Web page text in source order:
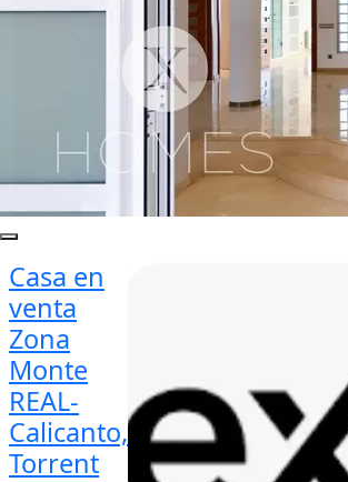
Casa en
venta
Zona
Monte
REAL-
Calicanto,
Torrent